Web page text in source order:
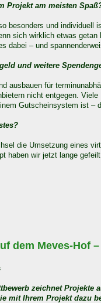
Projekt am meisten
besonders und individuell
sich wirklich etwas
dabei – und
und weitere
ausbauen für
nicht entgegen.
Gutscheinsystem ist –
die Umsetzung eines
haben wir jetzt lange
dem Meves-Hof
zeichnet
mit Ihrem Projekt dazu